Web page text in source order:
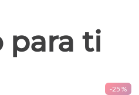
para ti
-25 %